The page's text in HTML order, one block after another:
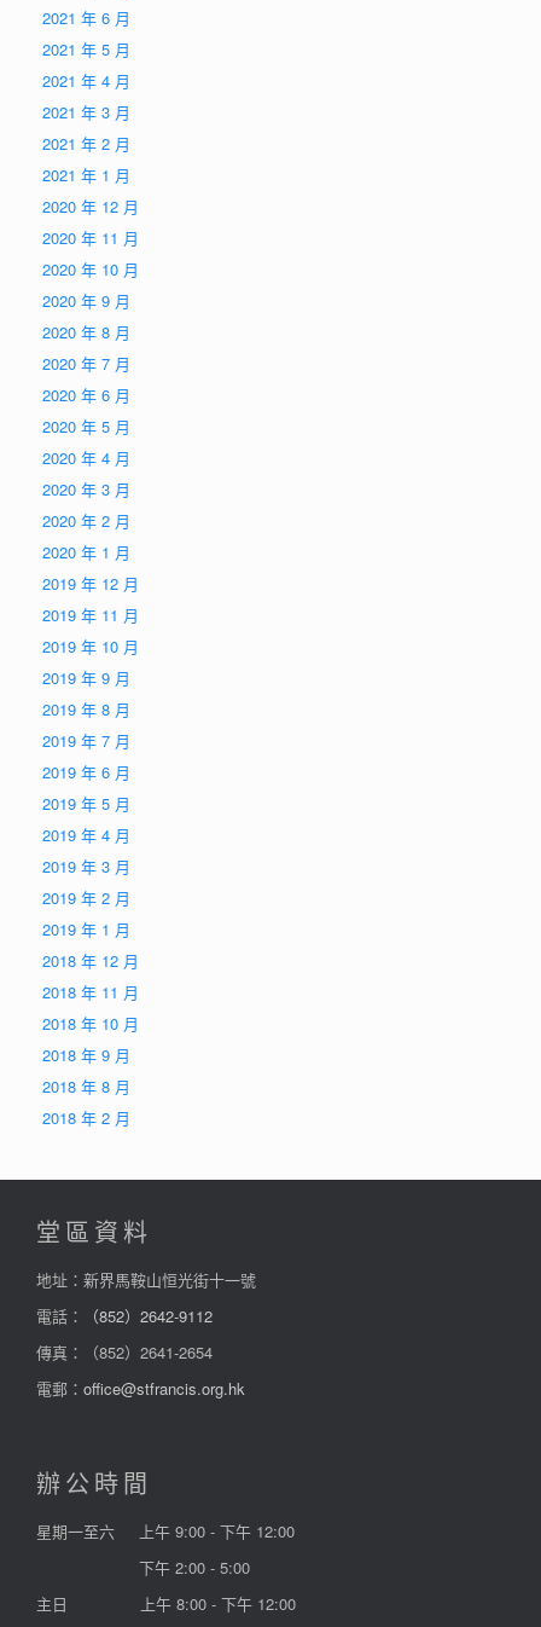
2021 年 6 月
2021 年 5 月
2021 年 4 月
2021 年 3 月
2021 年 2 月
2021 年 1 月
2020 年 12 月
2020 年 11 月
2020 年 10 月
2020 年 9 月
2020 年 8 月
2020 年 7 月
2020 年 6 月
2020 年 5 月
2020 年 4 月
2020 年 3 月
2020 年 2 月
2020 年 1 月
2019 年 12 月
2019 年 11 月
2019 年 10 月
2019 年 9 月
2019 年 8 月
2019 年 7 月
2019 年 6 月
2019 年 5 月
2019 年 4 月
2019 年 3 月
2019 年 2 月
2019 年 1 月
2018 年 12 月
2018 年 11 月
2018 年 10 月
2018 年 9 月
2018 年 8 月
2018 年 2 月
堂區資料
地址：新界馬鞍山恒光街十一號
電話：
（852）2642-9112
傳真：（852）2641-2654
電郵： office@stfrancis.org.hk
辦公時間
星期一至六
上午 9:00 - 下午 12:00
下午 2:00 - 5:00
主日
上午 8:00 - 下午 12:00